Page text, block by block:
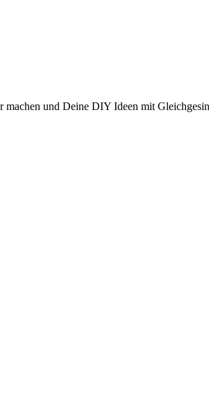
machen und Deine DIY Ideen mit